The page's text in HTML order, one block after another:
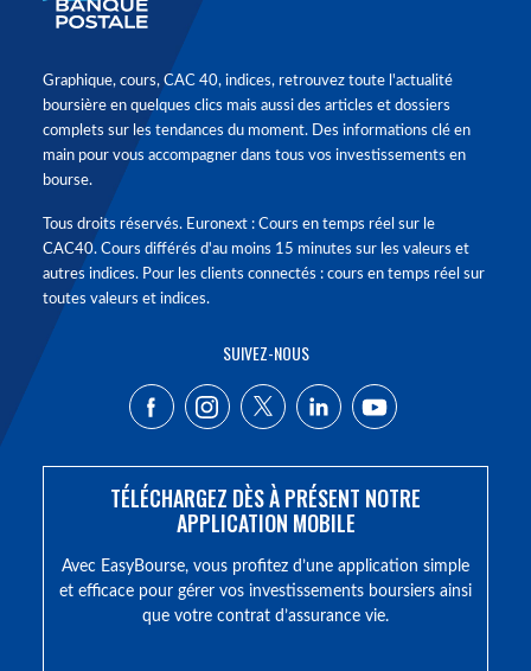
Graphique, cours, CAC 40, indices, retrouvez toute l'actualité
boursière en quelques clics mais aussi des articles et dossiers
complets sur les tendances du moment. Des informations clé en
main pour vous accompagner dans tous vos investissements en
bourse.
Tous droits réservés. Euronext : Cours en temps réel sur le
CAC40. Cours différés d'au moins 15 minutes sur les valeurs et
autres indices. Pour les clients connectés : cours en temps réel sur
toutes valeurs et indices.
SUIVEZ-NOUS
TÉLÉCHARGEZ DÈS À PRÉSENT NOTRE
APPLICATION MOBILE
Avec EasyBourse, vous profitez d’une application simple
et efficace pour gérer vos investissements boursiers ainsi
que votre contrat d’assurance vie.